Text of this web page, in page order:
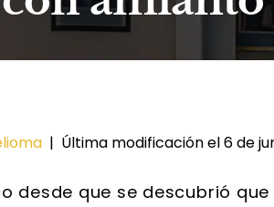
| Última modificación el 6 de
desde que se descubrió